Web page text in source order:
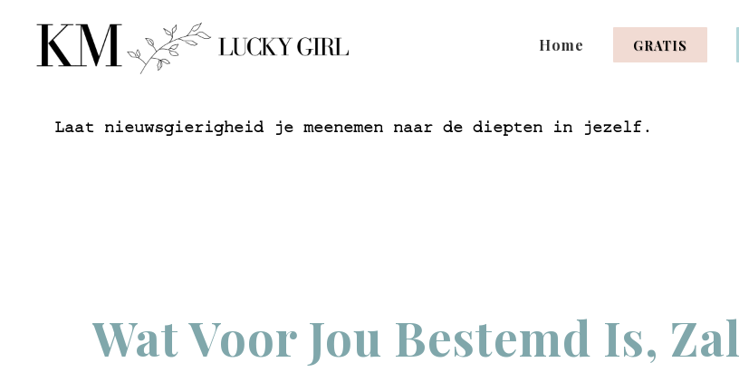
Home GRATIS
Laat nieuwsgierigheid je meenemen naar de diepten in jezelf.
Wat Voor Jou Bestemd Is, Zal